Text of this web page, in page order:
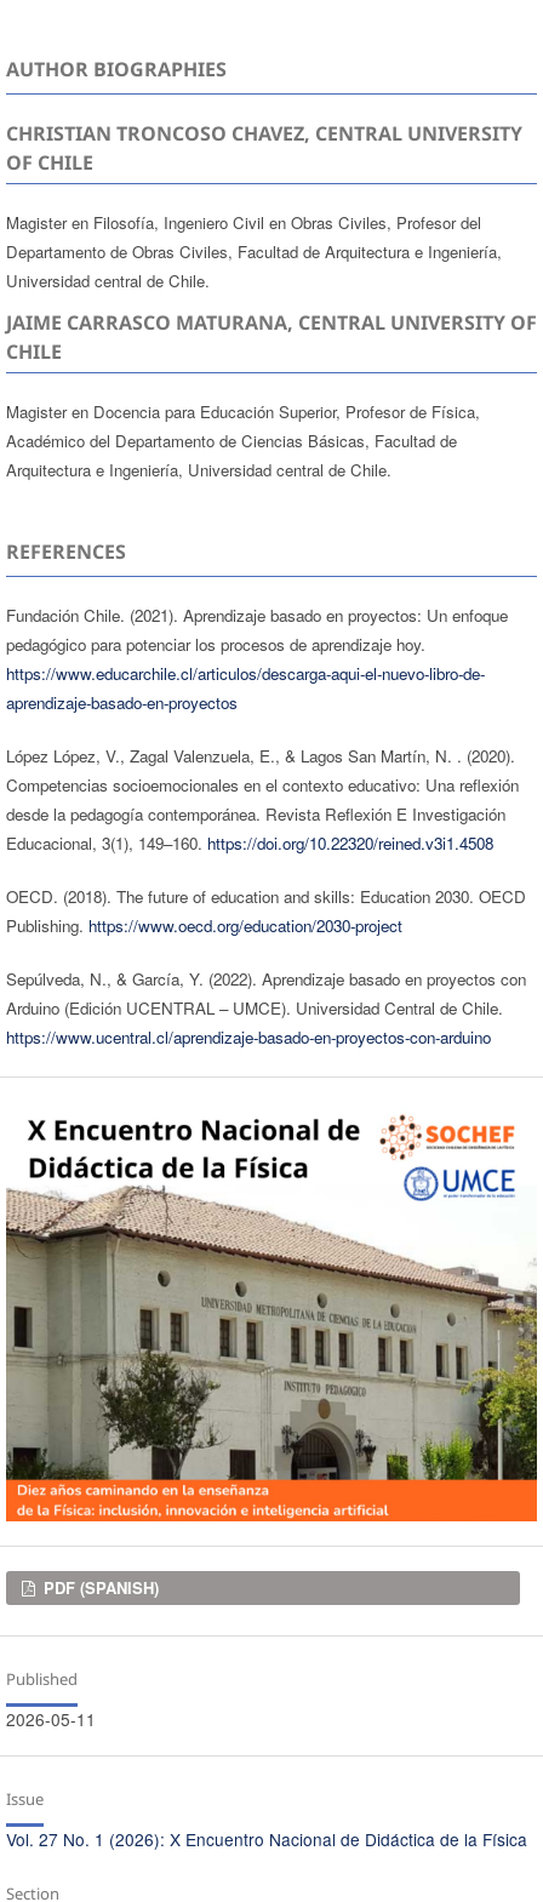
AUTHOR BIOGRAPHIES
CHRISTIAN TRONCOSO CHAVEZ, CENTRAL UNIVERSITY
OF CHILE
Magister en Filosofía, Ingeniero Civil en Obras Civiles, Profesor del
Departamento de Obras Civiles, Facultad de Arquitectura e Ingeniería,
Universidad central de Chile.
JAIME CARRASCO MATURANA, CENTRAL UNIVERSITY OF
CHILE
Magister en Docencia para Educación Superior, Profesor de Física,
Académico del Departamento de Ciencias Básicas, Facultad de
Arquitectura e Ingeniería, Universidad central de Chile.
REFERENCES
Fundación Chile. (2021). Aprendizaje basado en proyectos: Un enfoque
pedagógico para potenciar los procesos de aprendizaje hoy.
https://www.educarchile.cl/articulos/descarga-aqui-el-nuevo-libro-de-
aprendizaje-basado-en-proyectos
López López, V., Zagal Valenzuela, E., & Lagos San Martín, N. . (2020).
Competencias socioemocionales en el contexto educativo: Una reflexión
desde la pedagogía contemporánea. Revista Reflexión E Investigación
Educacional, 3(1), 149–160. https://doi.org/10.22320/reined.v3i1.4508
OECD. (2018). The future of education and skills: Education 2030. OECD
Publishing. https://www.oecd.org/education/2030-project
Sepúlveda, N., & García, Y. (2022). Aprendizaje basado en proyectos con
Arduino (Edición UCENTRAL – UMCE). Universidad Central de Chile.
https://www.ucentral.cl/aprendizaje-basado-en-proyectos-con-arduino
Downloads
PDF (SPANISH)
Published
2026-05-11
Issue
Vol. 27 No. 1 (2026): X Encuentro Nacional de Didáctica de la Física
Section